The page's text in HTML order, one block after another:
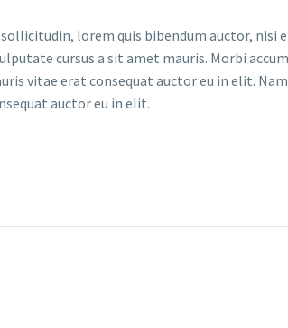
lorem quis bibendum auctor, nisi
cursus a sit amet mauris. Morbi
vitae erat consequat auctor eu in elit.
auctor eu in elit.